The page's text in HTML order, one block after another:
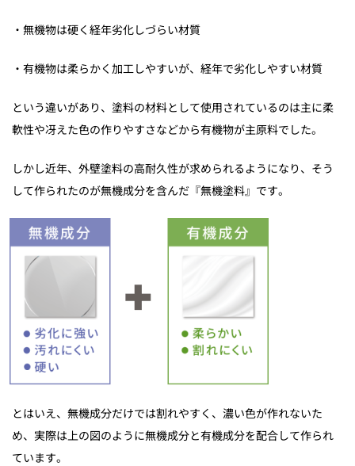
・無機物は硬く経年劣化しづらい材質
・有機物は柔らかく加工しやすいが、経年で劣化しやすい材質
という違いがあり、塗料の材料として使用されているのは主に柔
軟性や冴えた色の作りやすさなどから有機物が主原料でした。
しかし近年、外壁塗料の高耐久性が求められるようになり、そう
して作られたのが無機成分を含んだ『無機塗料』です。
とはいえ、無機成分だけでは割れやすく、濃い色が作れないた
め、実際は上の図のように無機成分と有機成分を配合して作られ
ています。